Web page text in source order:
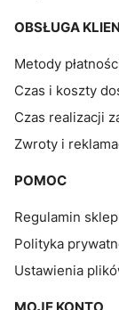
OBSŁUGA
Metody
Czas i koszty
Czas realizacji
Zwroty i
POMOC
Regulamin
Polityka
Ustawienia